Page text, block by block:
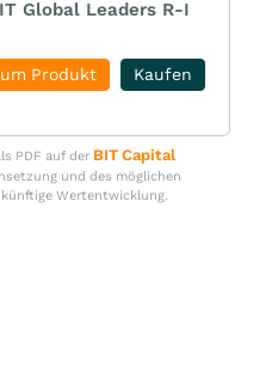
Global Leaders R-I
Kaufen
Produkt
PDF auf der BIT Capital
und des möglichen
Wertentwicklung.